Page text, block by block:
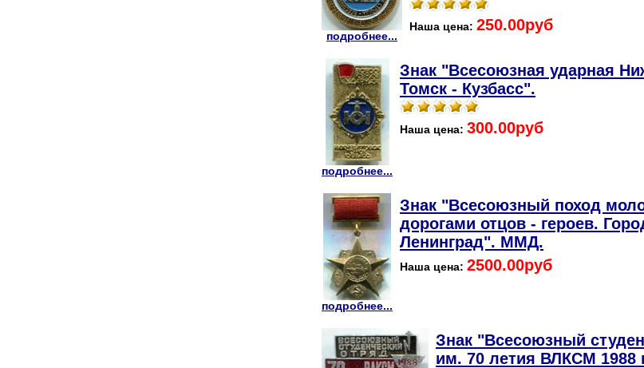
подробнее...
Наша цена: 250.00руб
подробнее...
Знак "Всесоюзная ударная
Томск - Кузбасс".
Наша цена: 300.00руб
подробнее...
Знак "Всесоюзный поход
дорогами отцов - героев.
Ленинград". ММД.
Наша цена: 2500.00руб
Знак "Всесоюзный
им. 70 летия ВЛКСМ 1988